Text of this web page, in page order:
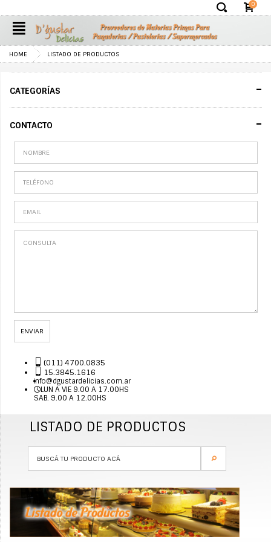
✕
0
HOME LISTADO DE PRODUCTOS
-
CATEGORÍAS
-
CONTACTO
ENVIAR
(011) 4700.0835
15.3845.1616
info@dgustardelicias.com.ar
LUN A VIE 9.00 A 17.00HS
SAB. 9.00 A 12.00HS
LISTADO DE PRODUCTOS